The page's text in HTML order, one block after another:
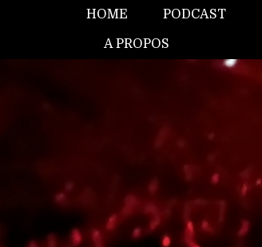
HOME PODCAST
A PROPOS